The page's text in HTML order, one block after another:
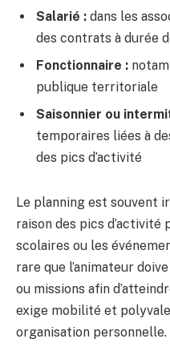
Salarié : dans les
des contrats à durée
Fonctionnaire :
publique territoriale
Saisonnier ou
temporaires liées à
des pics d’activité
Le planning est souvent
raison des pics d’activité
scolaires ou les
rare que l’animateur
ou missions afin
exige mobilité et
organisation personnelle.